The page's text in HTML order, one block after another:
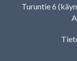
Turuntie 6